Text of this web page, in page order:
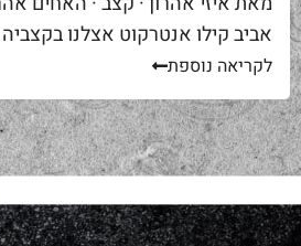
ל-₪220. מחיר יפה – וגם מוצדק, כי זה...
לקריאה נוספת